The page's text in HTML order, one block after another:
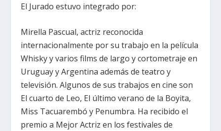
El Jurado estuvo integrado por:
Mirella Pascual, actriz reconocida
internacionalmente por su trabajo en la película
Whisky y varios films de largo y cortometraje en
Uruguay y Argentina además de teatro y
televisión. Algunos de sus trabajos en cine son
El cuarto de Leo, El último verano de la Boyita,
Miss Tacuarembó y Penumbra. Ha recibido el
premio a Mejor Actriz en los festivales de